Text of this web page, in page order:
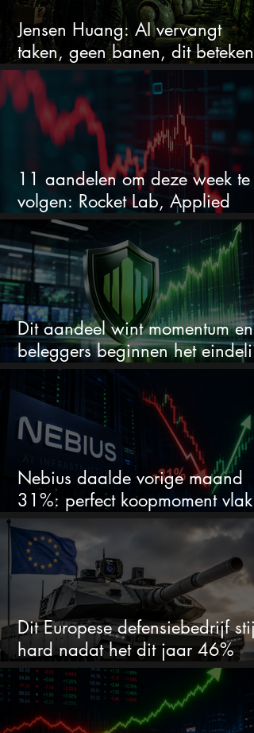
Jensen Huang: AI vervangt
taken, geen banen, dit betekent
het voor AI-aandelen
11 aandelen om deze week te
volgen: Rocket Lab, Applied
Materials en de zwaarste AI-test
Dit aandeel wint momentum en
beleggers beginnen het eindelijk
te zien
Nebius daalde vorige maand
31%: perfect koopmoment vlak
voor kwartaalcijfers?
Dit Europese defensiebedrijf
hard nadat het dit jaar 46%
daalde: mooie koopkans?